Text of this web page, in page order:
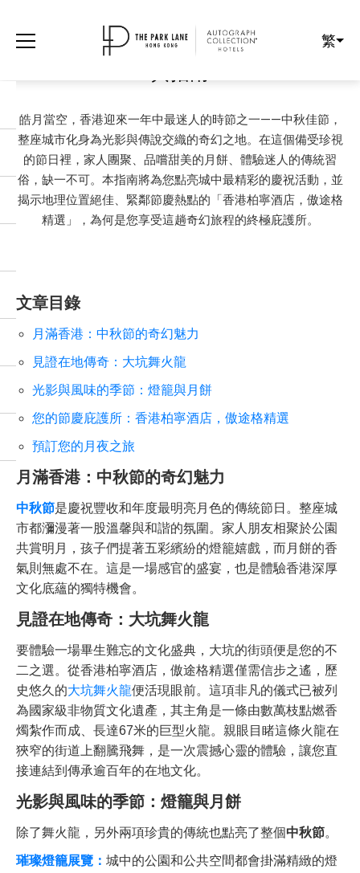
繁
從璀璨燈海到神話傳說：香港中秋節慶
皓月當空，香港迎來一年中最迷人的時節之一——中秋佳節，
整座城市化身為光影與傳說交織的奇幻之地。在這個備受珍視
的節日裡，家人團聚、品嚐甜美的月餅、體驗迷人的傳統習
俗，缺一不可。本指南將為您點亮城中最精彩的慶祝活動，並
揭示地理位置絕佳、緊鄰節慶熱點的「香港柏寧酒店，傲途格
精選」，為何是您享受這趟奇幻旅程的終極庇護所。
文章目錄
月滿香港：中秋節的奇幻魅力
見證在地傳奇：大坑舞火龍
光影與風味的季節：燈籠與月餅
您的節慶庇護所：香港柏寧酒店，傲途格精選
預訂您的月夜之旅
月滿香港：中秋節的奇幻魅力
中秋節是慶祝豐收和年度最明亮月色的傳統節日。整座城
市都瀰漫著一股溫馨與和諧的氛圍。家人朋友相聚於公園
共賞明月，孩子們提著五彩繽紛的燈籠嬉戲，而月餅的香
氣則無處不在。這是一場感官的盛宴，也是體驗香港深厚
文化底蘊的獨特機會。
見證在地傳奇：大坑舞火龍
要體驗一場畢生難忘的文化盛典，大坑的街頭便是您的不
二之選。從香港柏寧酒店，傲途格精選僅需信步之遙，歷
史悠久的大坑舞火龍便活現眼前。這項非凡的儀式已被列
為國家級非物質文化遺產，其主角是一條由數萬枝點燃香
燭紮作而成、長達67米的巨型火龍。親眼目睹這條火龍在
狹窄的街道上翻騰飛舞，是一次震撼心靈的體驗，讓您直
接連結到傳承逾百年的在地文化。
光影與風味的季節：燈籠與月餅
除了舞火龍，另外兩項珍貴的傳統也點亮了整個中秋節。
璀璨燈籠展覽： 城中的公園和公共空間都會掛滿精緻的燈